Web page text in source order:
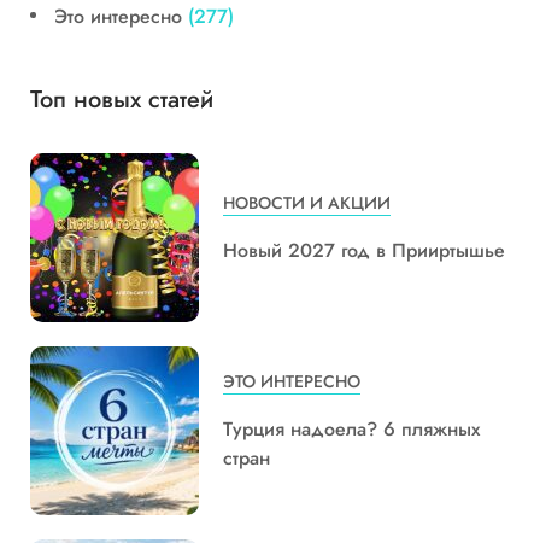
Это интересно (277)
Топ новых статей
НОВОСТИ И АКЦИИ
Новый 2027 год в Прииртышье
ЭТО ИНТЕРЕСНО
Турция надоела? 6 пляжных
стран